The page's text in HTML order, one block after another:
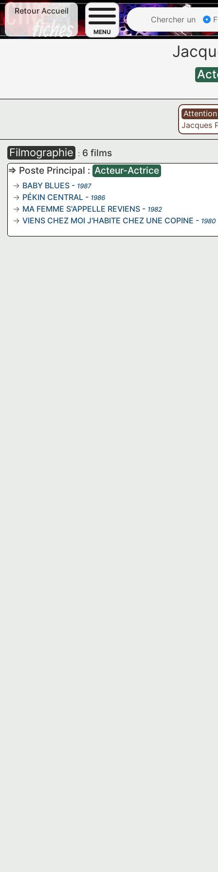
Retour Accueil
MENU
Chercher un
Jacques
Filmographie : 6 films
=> Poste Principal : Acteur-Actrice
BABY BLUES - 1987
PÉKIN CENTRAL - 1986
MA FEMME S'APPELLE REVIENS - 1982
VIENS CHEZ MOI J'HABITE CHEZ UNE COPINE - 1980